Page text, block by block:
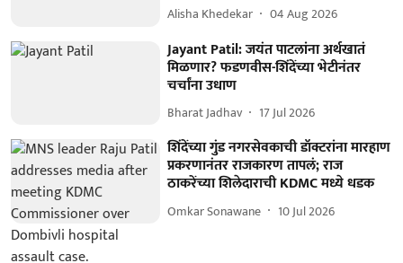
Alisha Khedekar 04 Aug 2026
Jayant Patil: जयंत पाटलांना अर्थखातं
मिळणार? फडणवीस-शिंदेंच्या भेटीनंतर
चर्चांना उधाण
Bharat Jadhav 17 Jul 2026
शिंदेंच्या गुंड नगरसेवकाची डॉक्टरांना मारहाण
प्रकरणानंतर राजकारण तापलं; राज
ठाकरेंच्या शिलेदाराची KDMC मध्ये धडक
Omkar Sonawane 10 Jul 2026